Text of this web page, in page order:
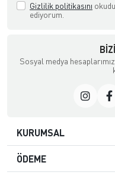
Gizlilik politikasını
ediyorum.
Sosyal medya
KURUMSAL
ÖDEME